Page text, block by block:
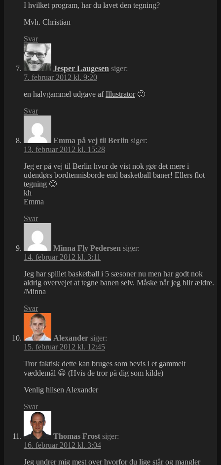
I hvilket program, har du lavet den tegning?
Mvh. Christian
Svar
Jesper Laugesen siger:
7. februar 2012 kl. 9:20
en halvgammel udgave afIllustrator🙂
Svar
Emma på vej til Berlin siger:
13. februar 2012 kl. 15:28
Jeg er på vej til Berlin hvor de vist nok gør det mere i
udendørs bordtennisborde end basketball baner! Ellers flot
tegning 🙂
kh
Emma
Svar
Minna Fly Pedersen siger:
14. februar 2012 kl. 3:11
Jeg har spillet basketball i 5 sæsoner nu men har godt nok
aldrig overvejet at tegne banen selv. Måske når jeg blir ældre.
/Minna
Svar
Alexander siger:
15. februar 2012 kl. 12:45
Tror faktisk dette kan bruges som bevis i et gammelt
væddemål 😀 (Hvis de tror på dig som kilde)
Venlig hilsen Alexander
Svar
Thomas Frost siger:
16. februar 2012 kl. 3:04
Jeg undrer mig mest over hvorfor du lige står og mangler